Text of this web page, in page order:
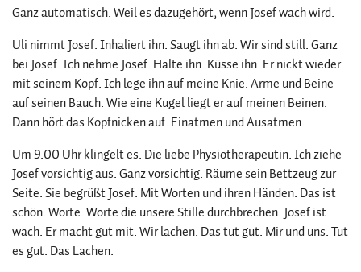
Ganz automatisch. Weil es dazugehört, wenn Josef wach wird.
Uli nimmt Josef. Inhaliert ihn. Saugt ihn ab. Wir sind still. Ganz
bei Josef. Ich nehme Josef. Halte ihn. Küsse ihn. Er nickt wieder
mit seinem Kopf. Ich lege ihn auf meine Knie. Arme und Beine
auf seinen Bauch. Wie eine Kugel liegt er auf meinen Beinen.
Dann hört das Kopfnicken auf. Einatmen und Ausatmen.
Um 9.00 Uhr klingelt es. Die liebe Physiotherapeutin. Ich ziehe
Josef vorsichtig aus. Ganz vorsichtig. Räume sein Bettzeug zur
Seite. Sie begrüßt Josef. Mit Worten und ihren Händen. Das ist
schön. Worte. Worte die unsere Stille durchbrechen. Josef ist
wach. Er macht gut mit. Wir lachen. Das tut gut. Mir und uns. Tut
es gut. Das Lachen.